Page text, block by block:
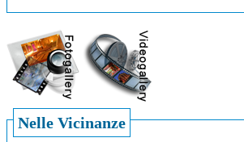
Nelle Vicinanze